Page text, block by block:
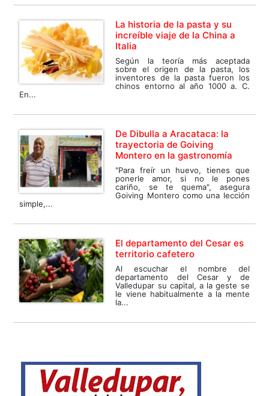
La historia de la pasta y su
increíble viaje de la China a
Italia
Según la teoría más aceptada
sobre el origen de la pasta, los
inventores de la pasta fueron los
chinos entorno al año 1000 a. C.
En...
De Dibulla a Aracataca: la
trayectoria de Goiving
Montero en la gastronomía
"Para freír un huevo, tienes que
ponerle amor, si no le pones
cariño, se te quema", asegura
Goiving Montero como una lección
simple,...
El departamento del Cesar es
territorio cafetero
Al escuchar el nombre del
departamento del Cesar y de
Valledupar su capital, a la geste se
le viene habitualmente a la mente
la...